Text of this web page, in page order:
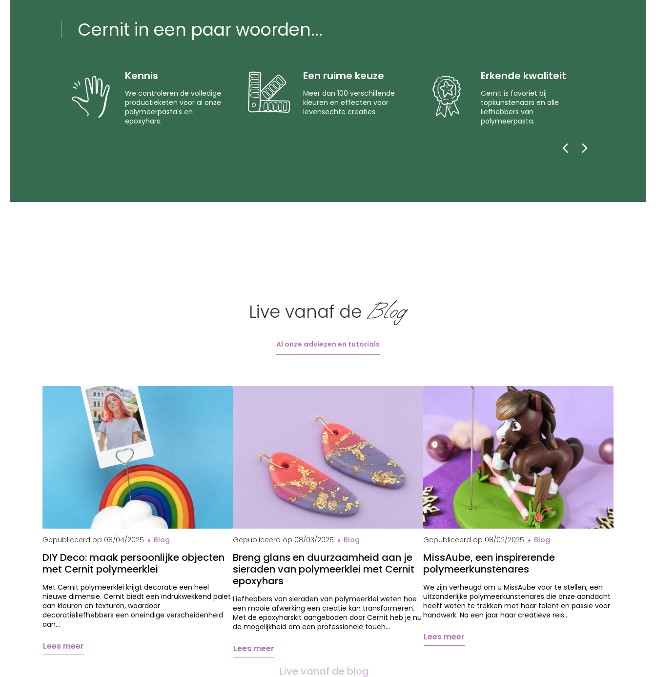
Cernit in een paar woorden...
Kennis
We controleren de volledige
productieketen voor al onze
polymeerpasta's en
epoxyhars.
Een ruime keuze
Meer dan 100 verschillende
kleuren en effecten voor
levensechte creaties.
Erkende kwaliteit
Cernit is favoriet bij
topkunstenaars en alle
liefhebbers van
polymeerpasta.
Live vanaf de blog
Live vanaf de Blog
Al onze adviezen en tutorials
Gepubliceerd op 08/04/2025 Blog
DIY Deco: maak persoonlijke objecten
met Cernit polymeerklei
Met Cernit polymeerklei krijgt decoratie een heel
nieuwe dimensie. Cernit biedt een indrukwekkend palet
aan kleuren en texturen, waardoor
decoratieliefhebbers een oneindige verscheidenheid
aan…
Lees meer
Gepubliceerd op 08/03/2025 Blog
Breng glans en duurzaamheid aan je
sieraden van polymeerklei met Cernit
epoxyhars
Liefhebbers van sieraden van polymeerklei weten hoe
een mooie afwerking een creatie kan transformeren.
Met de epoxyharskit aangeboden door Cernit heb je nu
de mogelijkheid om een professionele touch…
Lees meer
Gepubliceerd op 08/02/2025 Blog
MissAube, een inspirerende
polymeerkunstenares
We zijn verheugd om u MissAube voor te stellen, een
uitzonderlijke polymeerkunstenares die onze aandacht
heeft weten te trekken met haar talent en passie voor
handwerk. Na een jaar haar creatieve reis…
Lees meer